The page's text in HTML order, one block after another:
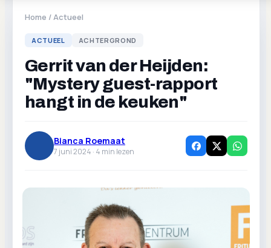
Home /Actueel
ACTUEEL ACHTERGROND
Gerrit van der Heijden:
"Mystery guest-rapport
hangt in de keuken"
Bianca Roemaat
7 juni 2024 · 4 min lezen